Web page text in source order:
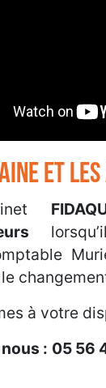
ET
à votre
: 05 56